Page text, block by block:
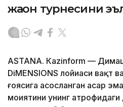
жаҳон турнесини
ASTANА. Кazinform —
DiMENSIONS лойиҳаси вақт
ғоясига асосланган асар
моҳиятини унинг